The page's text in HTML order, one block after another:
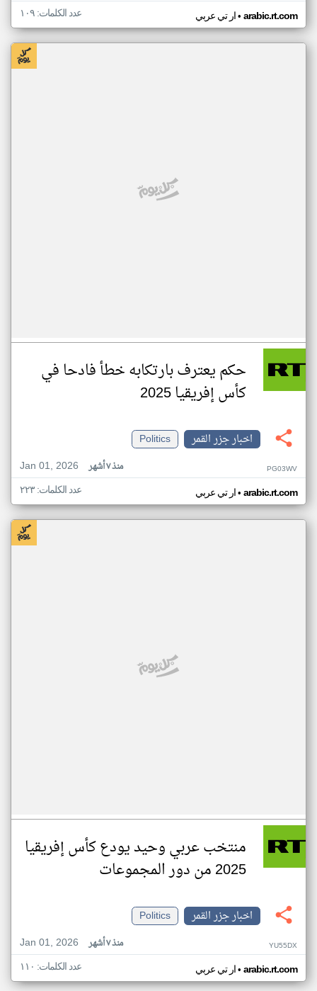
ار تي عربي• arabic.rt.com عدد الكلمات: ١٠٩
حكم يعترف بارتكابه خطأ فادحا في
كأس إفريقيا 2025
اخبار جزر القمر
Politics
Jan 01, 2026
منذ ٧ أشهر PG03WV
ار تي عربي• arabic.rt.com عدد الكلمات: ٢٢٣
منتخب عربي وحيد يودع كأس إفريقيا
2025 من دور المجموعات
اخبار جزر القمر
Politics
Jan 01, 2026
منذ ٧ أشهر YU55DX
ار تي عربي• arabic.rt.com عدد الكلمات: ١١٠